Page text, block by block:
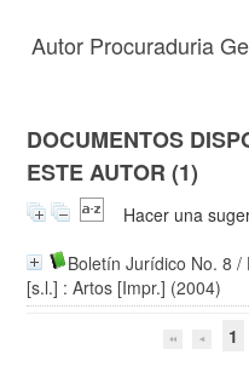
Autor Procuraduria
DOCUMENTOS
ESTE AUTOR (1)
Hacer una
Boletín Jurídico No. 8 /
[s.l.] : Artos [Impr.] (2004)
1